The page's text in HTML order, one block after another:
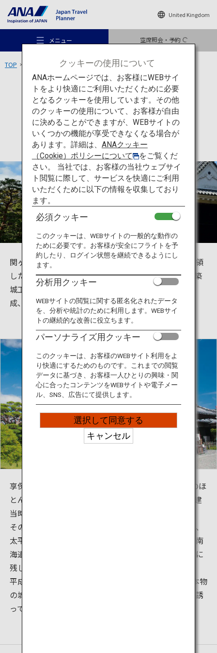
United Kingdom
メニュー 空席照会・予約
おすすめの旅
旅のアイデア
行き先
旅のお役立ち情報
ANA サービス
TOP 高知城
文化 高知
高知城
関ヶ原の戦いの功績により徳川家康から土佐一国を拝領
した山内一豊は、慶長6年（1601）大高坂山に新城の築
城工事を始め、慶長8年（1603）に本丸と二ノ丸が完
成、入城しました。
享保12年（1727）城下町の大火で追手門以外の城郭のほ
とんどを焼失しましたが、宝暦3年（1753）までに創建
当時の姿のまま再建されました。
その後、自然災害や明治維新による全国的な廃城の嵐、
太平洋戦争など幾度となく襲った危機を乗り越え、「南
海道随一の名城」と呼ばれる優美な姿をした建物を今に
残しています。
平成15年には、築城400年、再建から250年を数え、本物
の城の持つ偉容が訪れる人々を今日も歴史のロマンを誘
っています。
クッキーの使用について
ANAホームページでは、お客様にWEBサイ
トをより快適にご利用いただくために必要
となるクッキーを使用しています。その他
のクッキーの使用について、お客様が自由
に決めることができますが、WEBサイトの
いくつかの機能が享受できなくなる場合が
あります。詳細は、 ANAクッキー
（Cookie）ポリシーについて
をご覧くだ
さい。 当社では、お客様の当社ウェブサイ
ト閲覧に際して、サービスを快適にご利用
いただくために以下の情報を収集しており
ます。
必須クッキー
このクッキーは、WEBサイトの一般的な動作の
ために必要です。お客様が安全にフライトを予
約したり、ログイン状態を継続できるようにし
ます。
分析用クッキー
WEBサイトの閲覧に関する匿名化されたデータ
を、分析や統計のために利用します。WEBサイ
トの継続的な改善に役立ちます。
パーソナライズ用クッキー
このクッキーは、お客様のWEBサイト利用をよ
り快適にするためのものです。これまでの閲覧
データに基づき、お客様一人ひとりの興味・関
心に合ったコンテンツをWEBサイトや電子メー
ル、SNS、広告にて提供します。
選択して同意する
キャンセル